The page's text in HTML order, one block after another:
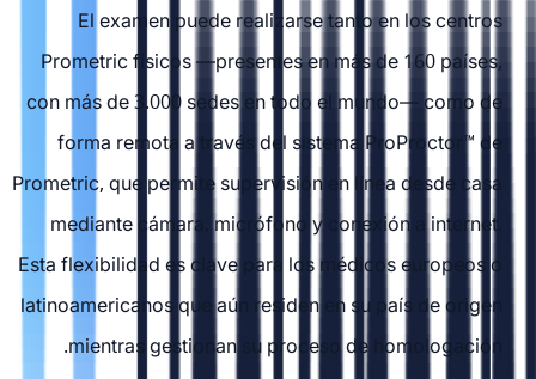
El examen puede realizarse tanto en los centros
Prometric físicos —presentes en más de 160 países,
con más de 3.000 sedes en todo el mundo— como de
forma remota a través del sistema ProProctor™ de
Prometric, que permite supervisión en línea desde casa
mediante cámara, micrófono y conexión a internet.
Esta flexibilidad es clave para los médicos europeos o
latinoamericanos que aún residen en su país de origen
mientras gestionan su proceso de homologación.